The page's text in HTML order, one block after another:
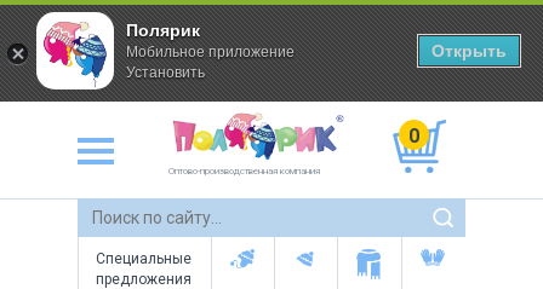
Оптово-производственная компания
0
Специальные
предложения
Полярик
Мобильное приложение
Установить
Открыть